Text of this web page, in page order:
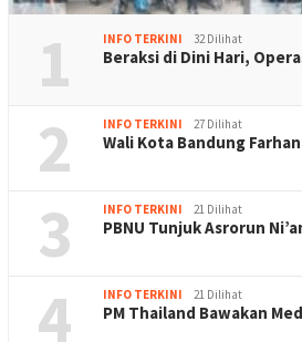
1 INFO TERKINI 32 Dilihat
Beraksi di Dini Hari,
2 INFO TERKINI 27 Dilihat
Wali Kota Bandung
3 INFO TERKINI 21 Dilihat
PBNU Tunjuk Asrorun
4 INFO TERKINI 21 Dilihat
PM Thailand Bawakan